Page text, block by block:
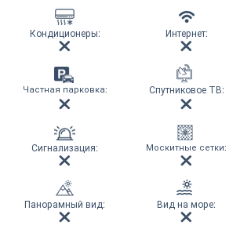
Кондиционеры:
Частная парковка:
Сигнализация:
Панорамный вид:
Интернет:
Спутниковое ТВ:
Москитные сетки:
Вид на море: